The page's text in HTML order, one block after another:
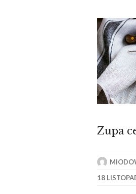
Zupa
18